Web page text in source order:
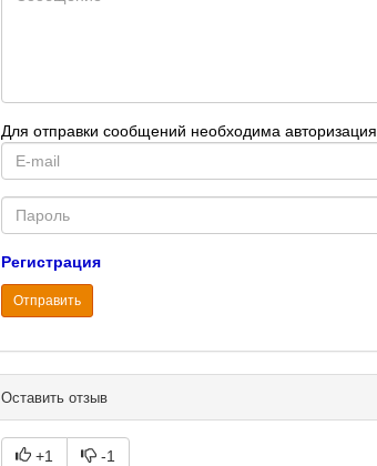
Для отправки сообщений необходима авторизация.
mail
Password
Регистрация
Отправить
Оставить отзыв
+1 -1